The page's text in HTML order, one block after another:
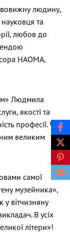
людину,
та
любов до
НАОМА,
Людмила
якості та
професії. Чи
великим
самої
музейника»,
у вітчизняну
В усіх
літери»!